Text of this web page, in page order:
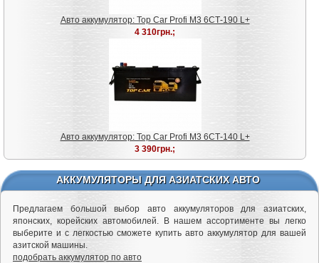
Авто аккумулятор: Top Car Profi M3 6СТ-190 L+
4 310грн.;
Авто аккумулятор: Top Car Profi M3 6СТ-140 L+
3 390грн.;
АККУМУЛЯТОРЫ ДЛЯ АЗИАТСКИХ АВТО
Предлагаем большой выбор авто аккумуляторов для азиатских,
японских, корейских автомобилей. В нашем ассортименте вы легко
выберите и с легкостью сможете купить авто аккумулятор для вашей
азитской машины.
подобрать аккумулятор по авто